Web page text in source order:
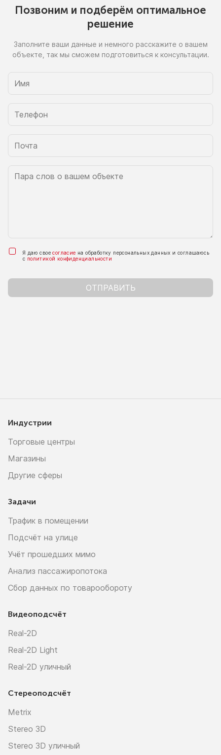
Позвоним и подберём оптимальное
решение
Заполните ваши данные и немного расскажите о вашем
объекте, так мы сможем подготовиться к консультации.
Я даю своесогласие на обработку персональных данных и соглашаюсь
с политикой конфиденциальности
ОТПРАВИТЬ
Индустрии
Торговые центры
Магазины
Другие сферы
Задачи
Трафик в помещении
Подсчёт на улице
Учёт прошедших мимо
Анализ пассажиропотока
Сбор данных по товарообороту
Видеоподсчёт
Real-2D
Real-2D Light
Real-2D уличный
Стереоподсчёт
Metrix
Stereo 3D
Stereo 3D уличный